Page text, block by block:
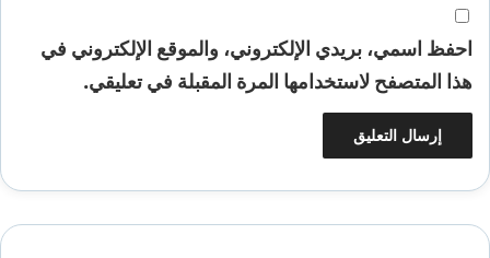
احفظ اسمي، بريدي الإلكتروني، والموقع الإلكتروني في
هذا المتصفح لاستخدامها المرة المقبلة في تعليقي.